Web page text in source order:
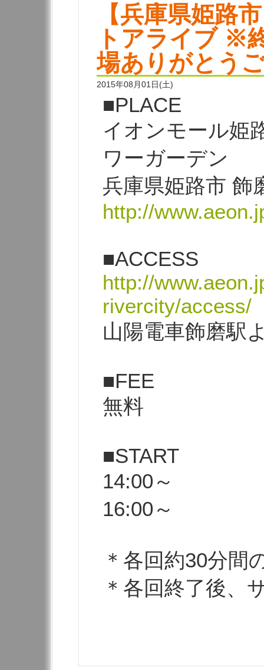
【兵庫県姫路
トアライブ ※
場ありがとう
2015年08月01日(土)
■PLACE
イオンモール姫
ワーガーデン
兵庫県姫路市 飾
http://
■ACCESS
http://
rivercity/access/
山陽電車飾磨駅
■FEE
無料
■START
14:00～
16:00～
＊各回約30分間
＊各回終了後、